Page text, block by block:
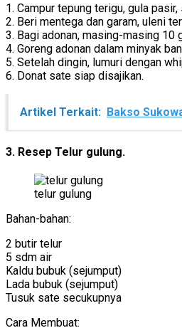
1. Campur tepung terigu, gula
2. Beri mentega dan garam, uleni
3. Bagi adonan, masing-masing 10
4. Goreng adonan dalam minyak
5. Setelah dingin, lumuri dengan
6. Donat sate siap disajikan.
Artikel Terkait: Bakso
3. Resep Telur gulung.
telur gulung
Bahan-bahan:
2 butir telur
5 sdm air
Kaldu bubuk (sejumput)
Lada bubuk (sejumput)
Tusuk sate secukupnya
Cara Membuat: